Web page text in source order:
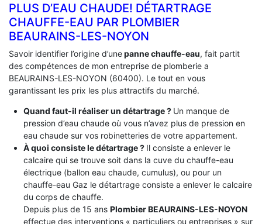
PLUS D’EAU CHAUDE! DÉTARTRAGE
CHAUFFE-EAU PAR PLOMBIER
BEAURAINS-LES-NOYON
Savoir identifier l’origine d’unepanne chauffe-eau, fait partit
des compétences de mon entreprise de plomberie a
BEAURAINS-LES-NOYON (60400). Le tout en vous
garantissant les prix les plus attractifs du marché.
Quand faut-il réaliser un détartrage ? Un manque de
pression d’eau chaude où vous n’avez plus de pression en
eau chaude sur vos robinetteries de votre appartement.
À quoi consiste le détartrage ? Il consiste a enlever le
calcaire qui se trouve soit dans la cuve du chauffe-eau
électrique (ballon eau chaude, cumulus), ou pour un
chauffe-eau Gaz le détartrage consiste a enlever le calcaire
du corps de chauffe.
Depuis plus de 15 ans Plombier BEAURAINS-LES-NOYON
effectue des interventions « particuliers ou entreprises » sur